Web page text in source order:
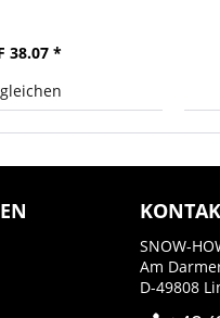
38.07 *
SNOW-
Am
D-49808